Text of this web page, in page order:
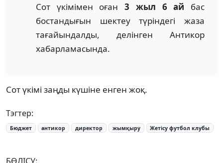
Сот үкімімен оған3 жыл 6 ай бас
бостандығын шектеу түріндегі жаза
тағайындалды, делінген Антикор
хабарламасында.
Сот үкімі заңды күшіне енген жоқ.
Тэгтер:
Бюджет антикор директор жымқыру Жетісу футбол клубы